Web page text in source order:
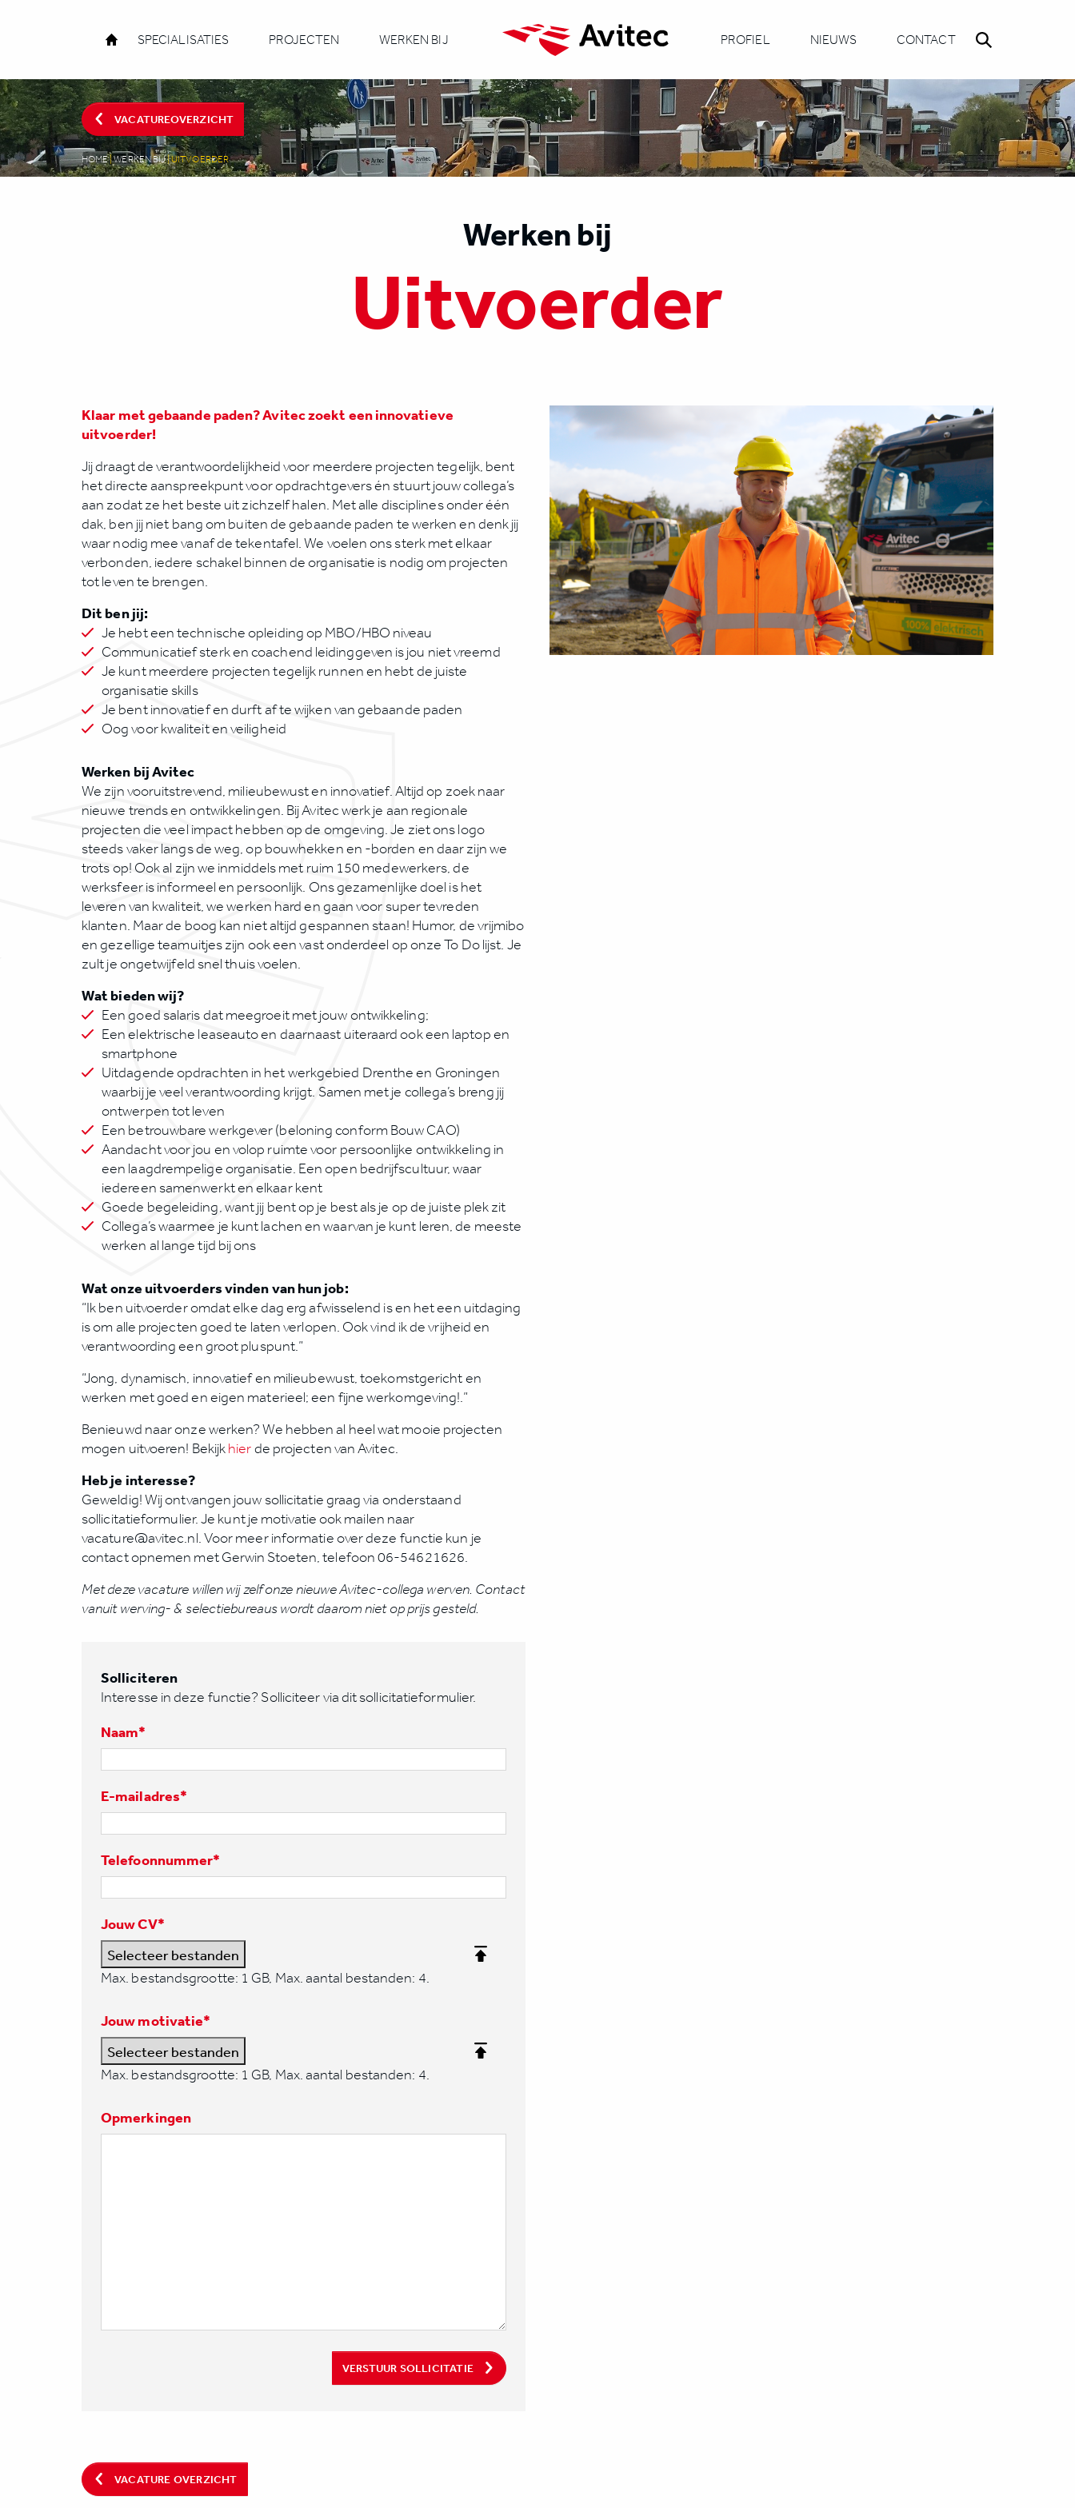
SPECIALISATIES PROJECTEN WERKEN BIJ PROFIEL NIEUWS CONTACT
VACATUREOVERZICHT
HOME|WERKEN BIJ|UITVOERDER
Werken bij
Uitvoerder
Klaar met gebaande paden? Avitec zoekt een innovatieve
uitvoerder!
Jij draagt de verantwoordelijkheid voor meerdere projecten tegelijk, bent
het directe aanspreekpunt voor opdrachtgevers én stuurt jouw collega’s
aan zodat ze het beste uit zichzelf halen. Met alle disciplines onder één
dak, ben jij niet bang om buiten de gebaande paden te werken en denk jij
waar nodig mee vanaf de tekentafel. We voelen ons sterk met elkaar
verbonden, iedere schakel binnen de organisatie is nodig om projecten
tot leven te brengen.
Dit ben jij:
Je hebt een technische opleiding op MBO/HBO niveau
Communicatief sterk en coachend leidinggeven is jou niet vreemd
Je kunt meerdere projecten tegelijk runnen en hebt de juiste
organisatie skills
Je bent innovatief en durft af te wijken van gebaande paden
Oog voor kwaliteit en veiligheid
Werken bij Avitec
We zijn vooruitstrevend, milieubewust en innovatief. Altijd op zoek naar
nieuwe trends en ontwikkelingen. Bij Avitec werk je aan regionale
projecten die veel impact hebben op de omgeving. Je ziet ons logo
steeds vaker langs de weg, op bouwhekken en -borden en daar zijn we
trots op! Ook al zijn we inmiddels met ruim 150 medewerkers, de
werksfeer is informeel en persoonlijk. Ons gezamenlijke doel is het
leveren van kwaliteit, we werken hard en gaan voor super tevreden
klanten. Maar de boog kan niet altijd gespannen staan! Humor, de vrijmibo
en gezellige teamuitjes zijn ook een vast onderdeel op onze To Do lijst. Je
zult je ongetwijfeld snel thuis voelen.
Wat bieden wij?
Een goed salaris dat meegroeit met jouw ontwikkeling;
Een elektrische leaseauto en daarnaast uiteraard ook een laptop en
smartphone
Uitdagende opdrachten in het werkgebied Drenthe en Groningen
waarbij je veel verantwoording krijgt. Samen met je collega’s breng jij
ontwerpen tot leven
Een betrouwbare werkgever (beloning conform Bouw CAO)
Aandacht voor jou en volop ruimte voor persoonlijke ontwikkeling in
een laagdrempelige organisatie. Een open bedrijfscultuur, waar
iedereen samenwerkt en elkaar kent
Goede begeleiding, want jij bent op je best als je op de juiste plek zit
Collega’s waarmee je kunt lachen en waarvan je kunt leren, de meeste
werken al lange tijd bij ons
Wat onze uitvoerders vinden van hun job:
“Ik ben uitvoerder omdat elke dag erg afwisselend is en het een uitdaging
is om alle projecten goed te laten verlopen. Ook vind ik de vrijheid en
verantwoording een groot pluspunt.”
“Jong, dynamisch, innovatief en milieubewust, toekomstgericht en
werken met goed en eigen materieel; een fijne werkomgeving!.”
Benieuwd naar onze werken? We hebben al heel wat mooie projecten
mogen uitvoeren! Bekijkhierde projecten van Avitec.
Heb je interesse?
Geweldig! Wij ontvangen jouw sollicitatie graag via onderstaand
sollicitatieformulier. Je kunt je motivatie ook mailen naar
vacature@avitec.nl. Voor meer informatie over deze functie kun je
contact opnemen met Gerwin Stoeten, telefoon 06-54621626.
Met deze vacature willen wij zelf onze nieuwe Avitec-collega werven. Contact
vanuit werving- & selectiebureaus wordt daarom niet op prijs gesteld.
Solliciteren
Interesse in deze functie? Solliciteer via dit sollicitatieformulier.
Naam*
E-mailadres*
Telefoonnummer*
Jouw CV*
Selecteer bestanden
Max. bestandsgrootte: 1 GB, Max. aantal bestanden: 4.
Jouw motivatie*
Selecteer bestanden
Max. bestandsgrootte: 1 GB, Max. aantal bestanden: 4.
Opmerkingen
VERSTUUR SOLLICITATIE
VACATURE OVERZICHT